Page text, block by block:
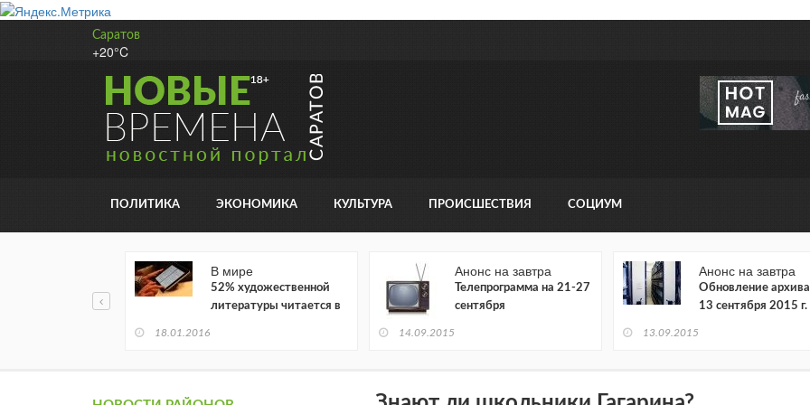
Саратов
+20°C
ПОЛИТИКА ЭКОНОМИКА КУЛЬТУРА ПРОИСШЕСТВИЯ СОЦИУМ
В мире
52% художественной
литературы читается в
18.01.2016
Анонс на завтра
Телепрограмма на 21-27
сентября
14.09.2015
Анонс на завтра
Обновление архива
13 сентября 2015 г.
13.09.2015